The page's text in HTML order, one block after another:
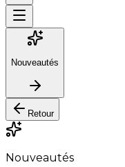
Nouveautés
Retour
Nouveautés